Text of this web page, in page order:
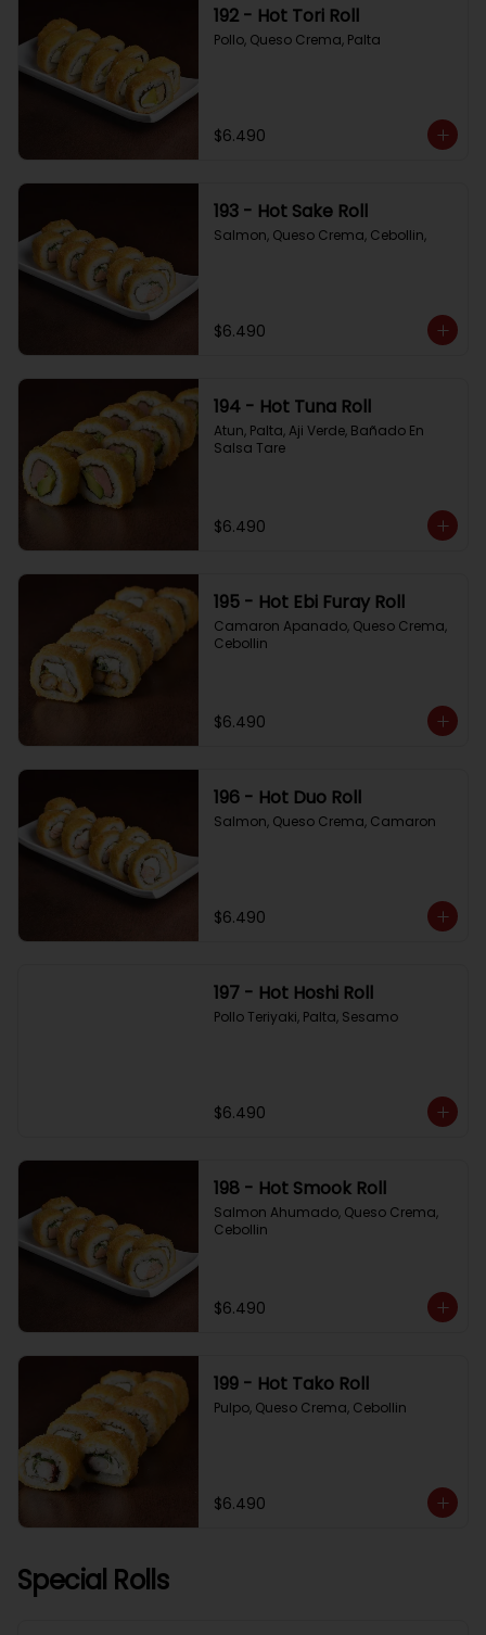
192 - Hot Tori Roll
Pollo, Queso Crema, Palta
$6.490
193 - Hot Sake Roll
Salmon, Queso Crema, Cebollin,
$6.490
194 - Hot Tuna Roll
Atun, Palta, Aji Verde, Bañado En
Salsa Tare
$6.490
195 - Hot Ebi Furay Roll
Camaron Apanado, Queso Crema,
Cebollin
$6.490
196 - Hot Duo Roll
Salmon, Queso Crema, Camaron
$6.490
197 - Hot Hoshi Roll
Pollo Teriyaki, Palta, Sesamo
$6.490
198 - Hot Smook Roll
Salmon Ahumado, Queso Crema,
Cebollin
$6.490
199 - Hot Tako Roll
Pulpo, Queso Crema, Cebollin
$6.490
Special Rolls